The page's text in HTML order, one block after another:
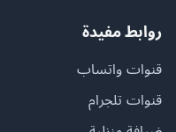
روابط مفيدة
قنوات واتساب
قنوات تلجرام